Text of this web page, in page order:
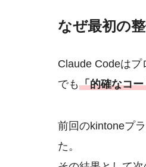
なぜ最初の
Claude Codeはプ
でも「的確なコ
前回のkintoneプ
た。